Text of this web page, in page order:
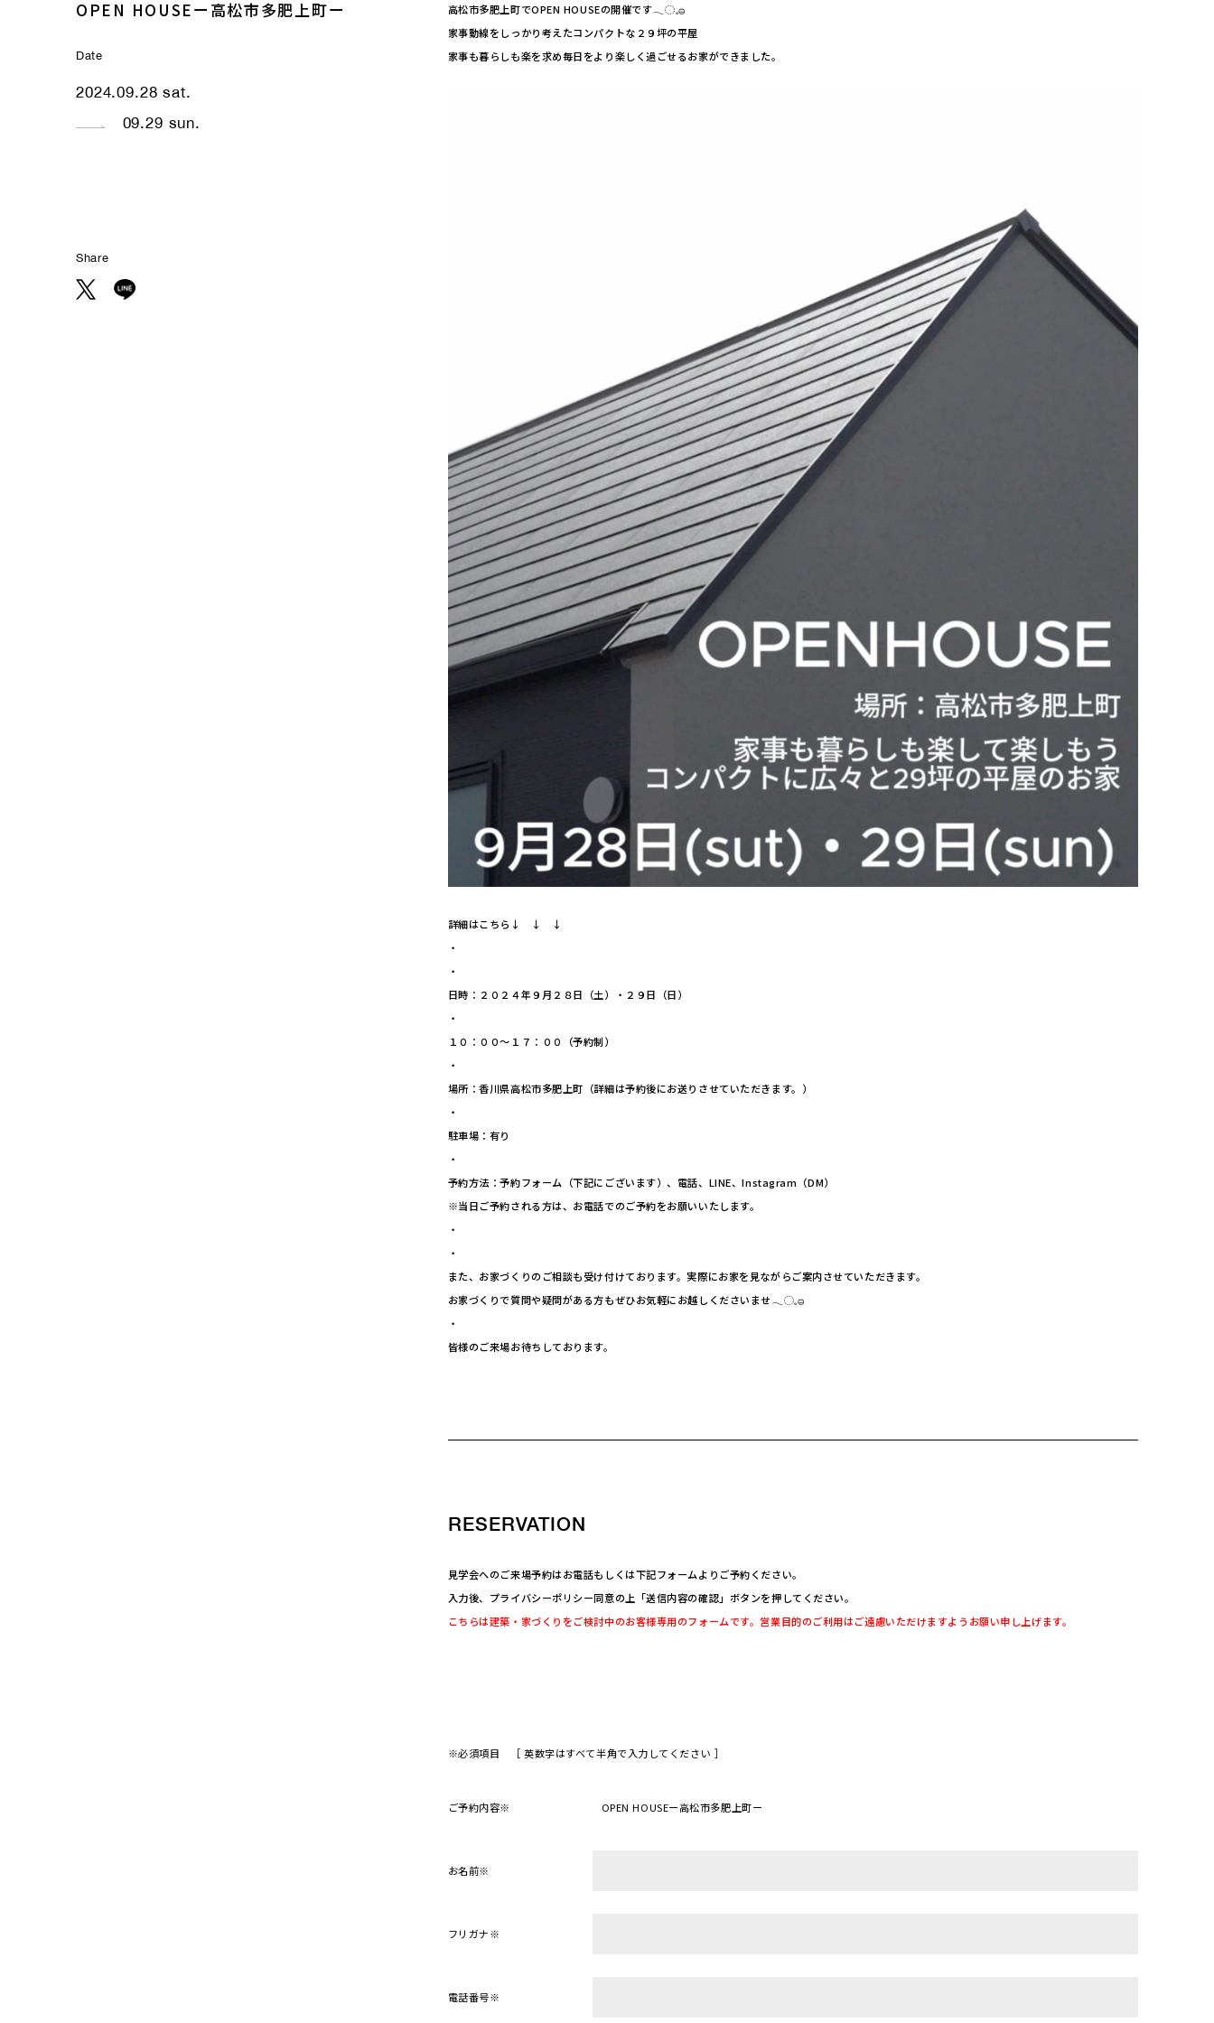
OPEN HOUSEー高松市多肥上町ー
Date
2024.09.28 sat.
09.29 sun.
Share
高松市多肥上町でOPEN HOUSEの開催です𓂃◌𓈒𓐍
家事動線をしっかり考えたコンパクトな２９坪の平屋
家事も暮らしも楽を求め毎日をより楽しく過ごせるお家ができました。
詳細はこちら↓ ↓ ↓
・
・
日時：２０２４年９月２８日（土）・２９日（日）
・
１０：００～１７：００（予約制）
・
場所：香川県高松市多肥上町（詳細は予約後にお送りさせていただきます。）
・
駐車場：有り
・
予約方法：予約フォーム（下記にございます）、電話、LINE、Instagram（DM）
※当日ご予約される方は、お電話でのご予約をお願いいたします。
・
・
また、お家づくりのご相談も受け付けております。実際にお家を見ながらご案内させていただきます。
お家づくりで質問や疑問がある方もぜひお気軽にお越しくださいませ𓂃◌𓈒𓐍
・
皆様のご来場お待ちしております。
RESERVATION
見学会へのご来場予約はお電話もしくは下記フォームよりご予約ください。
入力後、プライバシーポリシー同意の上「送信内容の確認」ボタンを押してください。
こちらは建築・家づくりをご検討中のお客様専用のフォームです。営業目的のご利用はご遠慮いただけますようお願い申し上げます。
※必須項目 ［ 英数字はすべて半角で入力してください ］
ご予約内容※
お名前※
フリガナ※
電話番号※